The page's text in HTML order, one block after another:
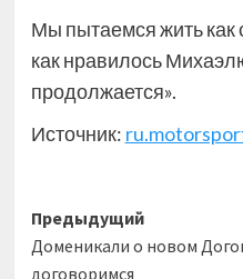
Мы пытаемся жить как
как нравилось
продолжается».
Источник:
Навигация
записи
Предыдущий
Доменикали о новом
договоримся